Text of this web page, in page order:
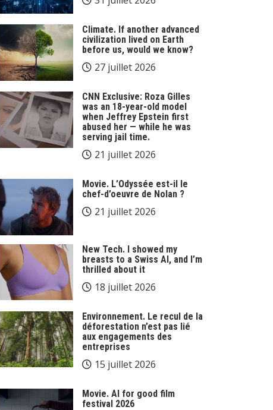
Climate. If another advanced
civilization lived on Earth
before us, would we know?
27 juillet 2026
CNN Exclusive: Roza Gilles
was an 18-year-old model
when Jeffrey Epstein first
abused her — while he was
serving jail time.
21 juillet 2026
Movie. L’Odyssée est-il le
chef-d’oeuvre de Nolan ?
21 juillet 2026
New Tech. I showed my
breasts to a Swiss AI, and I’m
thrilled about it
18 juillet 2026
Environnement. Le recul de la
déforestation n’est pas lié
aux engagements des
entreprises
15 juillet 2026
Movie. AI for good film
festival 2026